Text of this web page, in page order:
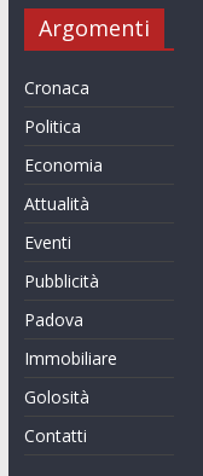
Argomenti
Cronaca
Politica
Economia
Attualità
Eventi
Pubblicità
Padova
Immobiliare
Golosità
Contatti